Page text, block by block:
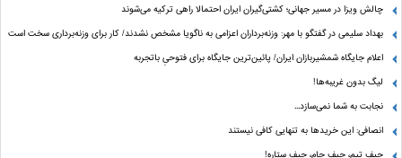
چالش ویزا در مسیر جهانی؛ کشتی‌گیران ایران احتمالا راهی ترکیه می‌شوند
بهداد سلیمی در گفتگو با مهر: وزنه‌برداران اعزامی به ناگویا مشخص نشدند/ کار برای وزنه‌برداری سخت است
اعلام جایگاه شمشیربازان ایران/ پائین‌ترین جایگاه برای فتوحیِ باتجربه
لیگ بدون غریبه‌ها!
نجابت به شما نمی‌سازد...
انصافی: این خریدها به تنهایی کافی نیستند
حیف تیم، حیف جام، حیف ستاره‌!